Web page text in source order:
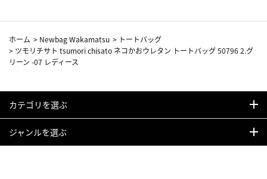
ホーム > Newbag Wakamatsu > トートバッグ
> ツモリチサト tsumori chisato ネコかおウレタン トートバッグ 50796 2.グ
リーン -07 レディース
カテゴリを選ぶ
ジャンルを選ぶ